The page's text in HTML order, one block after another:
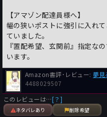
【アマゾン配達員様へ】
幅の狭いポストに強引に入れ
ていました。
『置配希望、玄関前』指定な
います。
Amazon書評･レビュー: 夢見
4488029507
このレビューは…[？]
ネタバレあり 削除希望